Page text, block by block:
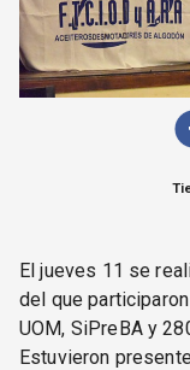
El jueves 11 se
del que
UOM, SiPreBA y
Estuvieron